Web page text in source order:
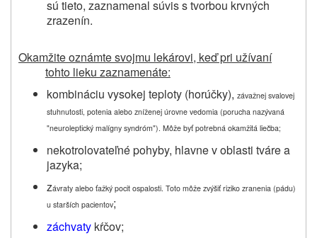
sú tieto, zaznamenal súvis s tvorbou krvných
zrazenín.
Okamžite oznámte svojmu lekárovi, keď pri užívaní
tohto lieku zaznamenáte:
kombináciu vysokej teploty (horúčky), závažnej svalovej
stuhnutosti, potenia alebo zníženej úrovne vedomia (porucha nazývaná
"neuroleptický malígny syndróm"). Môže byť potrebná okamžitá liečba;
nekotrolovateľné pohyby, hlavne v oblasti tváre a
jazyka;
závraty alebo ťažký pocit ospalosti. Toto môže zvýšiť riziko zranenia (pádu)
u starších pacientov;
záchvaty kŕčov;